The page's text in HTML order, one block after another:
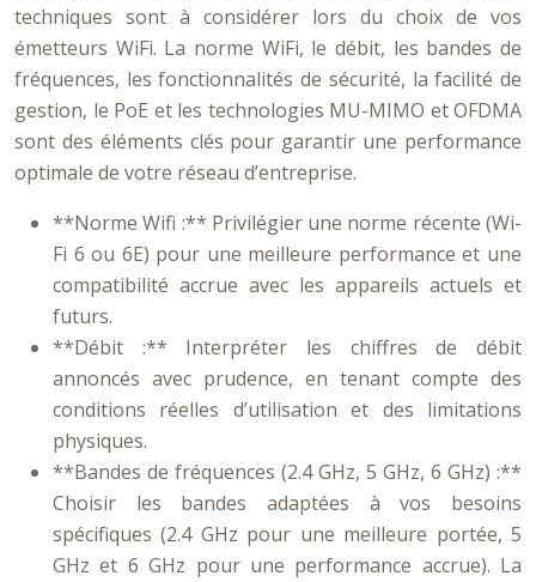
techniques sont à considérer lors du choix de vos
émetteurs WiFi. La norme WiFi, le débit, les bandes de
fréquences, les fonctionnalités de sécurité, la facilité de
gestion, le PoE et les technologies MU-MIMO et OFDMA
sont des éléments clés pour garantir une performance
optimale de votre réseau d’entreprise.
**Norme Wifi :** Privilégier une norme récente (Wi-
Fi 6 ou 6E) pour une meilleure performance et une
compatibilité accrue avec les appareils actuels et
futurs.
**Débit :** Interpréter les chiffres de débit
annoncés avec prudence, en tenant compte des
conditions réelles d’utilisation et des limitations
physiques.
**Bandes de fréquences (2.4 GHz, 5 GHz, 6 GHz) :**
Choisir les bandes adaptées à vos besoins
spécifiques (2.4 GHz pour une meilleure portée, 5
GHz et 6 GHz pour une performance accrue). La